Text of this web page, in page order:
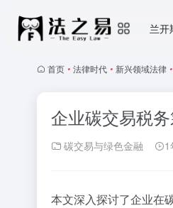
兰开
首页 • 法律时代 • 新兴领域法律 •
企业碳交易税
碳交易与绿色金融 1
本文深入探讨了企业在